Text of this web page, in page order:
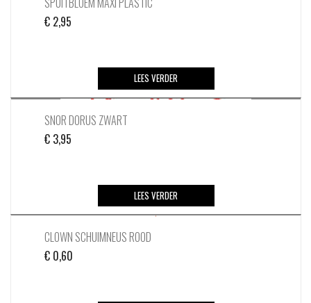
€ 2,95
LEES VERDER
SNOR DORUS ZWART
€ 3,95
LEES VERDER
CLOWN SCHUIMNEUS ROOD
€ 0,60